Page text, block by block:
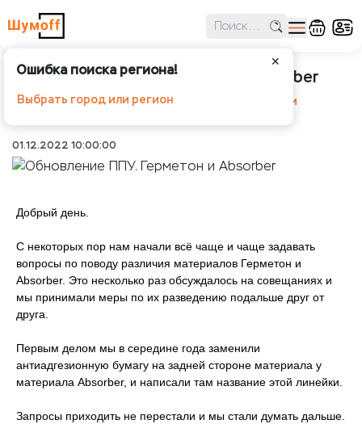
✕
Ошибка поиска региона!
Выбрать город или регион
Обновление ППУ. Герметон и Absorber
Шумоff Новости
Обновление ППУ. Герметон и
01.12.2022 10:00:00
Добрый день.
С некоторых пор нам начали всё чаще и чаще задавать
вопросы по поводу различия материалов Герметон и
Absorber. Это несколько раз обсуждалось на совещаниях и
мы принимали меры по их разведению подальше друг от
друга.
Первым делом мы в середине года заменили
антиадгезионную бумагу на задней стороне материала у
материала Absorber, и написали там название этой линейки.
Запросы приходить не перестали и мы стали думать дальше.